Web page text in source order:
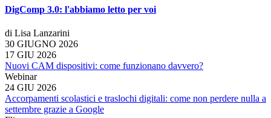
DigComp 3.0: l'abbiamo letto per voi
di Lisa Lanzarini
30 GIUGNO 2026
17 GIU 2026
Nuovi CAM dispositivi: come funzionano davvero?
Webinar
24 GIU 2026
Accorpamenti scolastici e traslochi digitali: come non perdere nulla a
settembre grazie a Google